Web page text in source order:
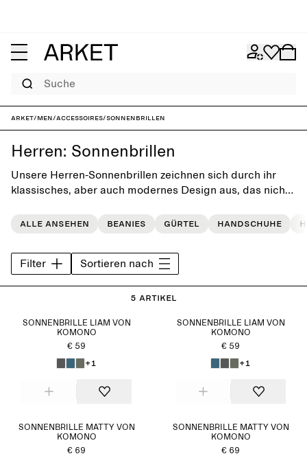
Suche
ARKET/Men/Accessoires/Sonnenbrillen
Herren: Sonnenbrillen
Unsere Herren-Sonnenbrillen zeichnen sich durch ihr
klassisches, aber auch modernes Design aus, das nicht
Kollektion vervollständigen jede Alltagsgarderobe.
Alle ansehen Beanies Gürtel Handschuhe
Filter Sortieren nach
5 Artikel
SONNENBRILLE LIAM VON
KOMONO
€ 59
+1
SONNENBRILLE LIAM VON
KOMONO
€ 59
+1
SONNENBRILLE MATTY VON
KOMONO
€ 69
SONNENBRILLE MATTY VON
KOMONO
€ 69